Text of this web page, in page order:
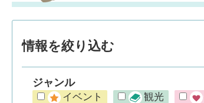
情報を絞り込む
ジャンル
イベント 観光